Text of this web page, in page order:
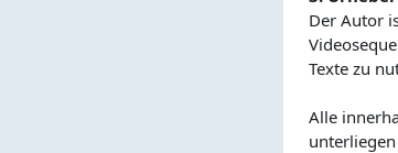
Der Autor
Texte zu
Alle